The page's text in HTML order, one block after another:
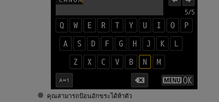
คุณสามารถป้อนอักขระได้ห้าตัว